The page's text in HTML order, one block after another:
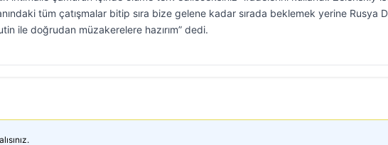
tüm çatışmalar bitip sıra bize gelene kadar sırada beklemek yerine Rusya
ile doğrudan müzakerelere hazırım” dedi.